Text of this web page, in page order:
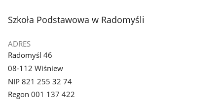
stopka
Szkoła Podstawowa w Radomyśli
ADRES
Radomyśl 46
08-112 Wiśniew
NIP 821 255 32 74
Regon 001 137 422